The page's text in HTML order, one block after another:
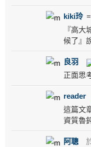
kiki玲 =
『高
候了』
良羽
正面思
reader
這篇文
資質魯
阿聰